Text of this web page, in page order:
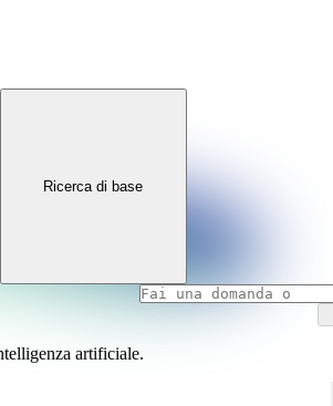
Ricerca di base
artificiale.